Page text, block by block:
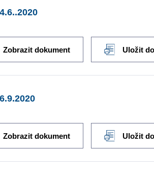
Zobrazit dokument Uložit
Zobrazit dokument Uložit